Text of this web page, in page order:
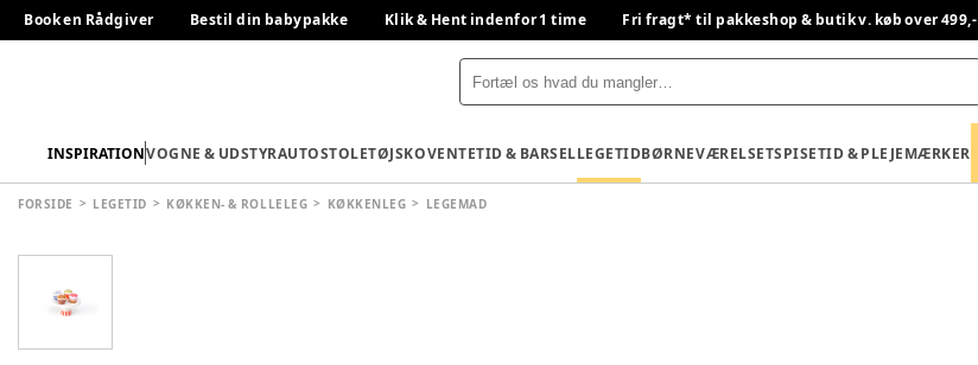
Book en Rådgiver Bestil din babypakke Klik & Hent indenfor 1 time Fri fragt* til pakkeshop & butik v. køb over 499,-
INSPIRATIONVOGNE & UDSTYRAUTOSTOLETØJSKOVENTETID & BARSELLEGETIDBØRNEVÆRELSETSPISETID & PLEJEMÆRKER
FORSIDE LEGETID KØKKEN- & ROLLELEG KØKKENLEG LEGEMAD